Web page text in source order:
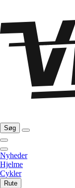
Søg
Nyheder
Hjelme
Cykler
Rute